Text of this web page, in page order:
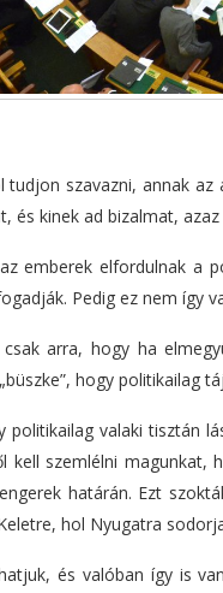
tudjon szavazni, annak
és kinek ad bizalmat, azaz
emberek elfordulnak a
Pedig ez nem így
arra, hogy ha
hogy politikailag
politikailag valaki tisztán
kell szemlélni magunkat,
határán. Ezt
hol Nyugatra
és valóban így is